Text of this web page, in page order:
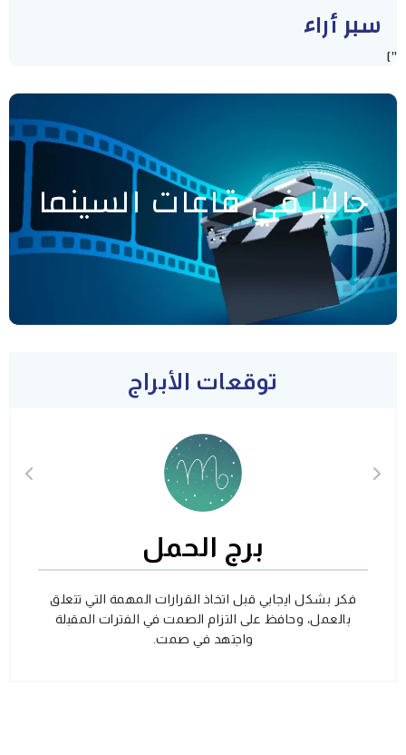
سبر أراء
"]
حاليا في قاعات السينما
توقعات الأبراج
برج الحمل
فكر بشكل ايجابي قبل اتخاذ القرارات المهمة التي تتعلق
بالعمل، وحافظ على التزام الصمت في الفترات المقبلة
واجتهد في صمت.